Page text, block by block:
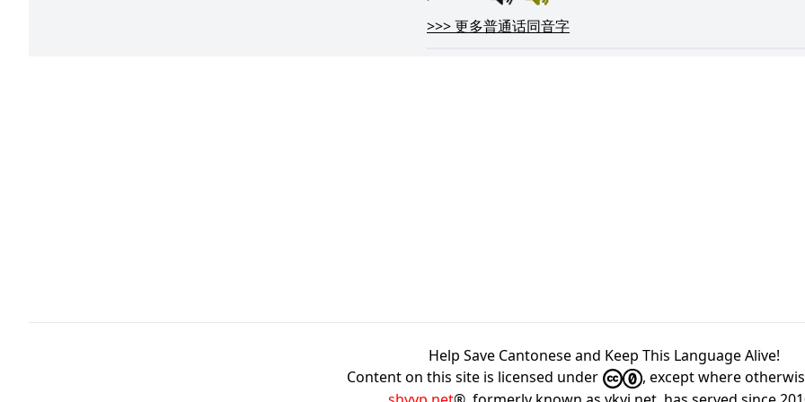
>>>更多普通话同音字
Help Save Cantonese and Keep This Language Alive!
Content on this site is licensed under
, except where